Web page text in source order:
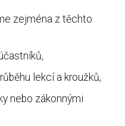
zejména z těchto
lekcí a kroužků,
nebo zákonnými